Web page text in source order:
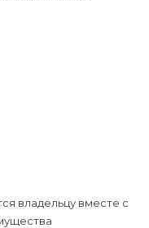
владельцу вместе с